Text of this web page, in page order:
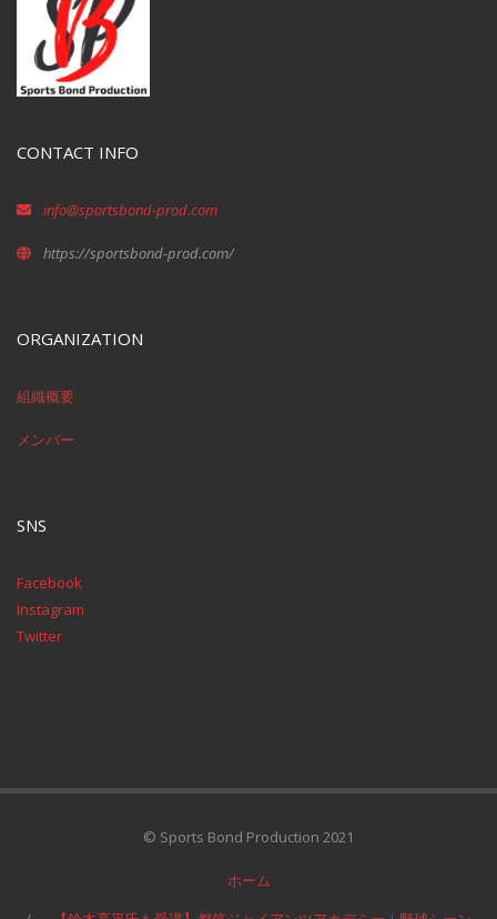
CONTACT INFO
info@sportsbond-prod.com
https://sportsbond-prod.com/
ORGANIZATION
組織概要
メンバー
SNS
Facebook
Instagram
Twitter
© Sports Bond Production 2021
ホーム